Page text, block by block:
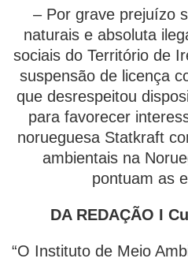
– Por grave prejuízo
naturais e absoluta
sociais do Território de
suspensão de licença
que desrespeitou
para favorecer
norueguesa Statkraft
ambientais na
pontuam as
DA REDAÇÃO I
“O Instituto de Meio